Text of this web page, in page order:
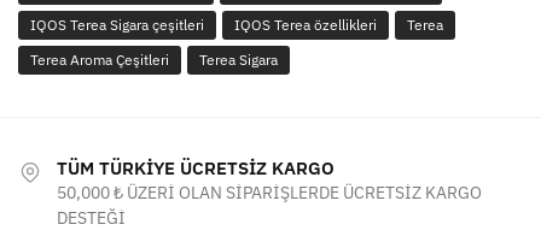
IQOS Terea Sigara çeşitleri
IQOS Terea özellikleri
Terea
Terea Aroma Çeşitleri
Terea Sigara
TÜM TÜRKİYE ÜCRETSİZ KARGO
50,000 ₺ ÜZERİ OLAN SİPARİŞLERDE ÜCRETSİZ KARGO
DESTEĞİ